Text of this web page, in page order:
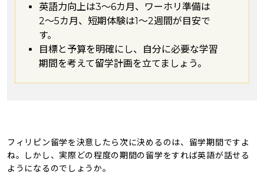
英語力向上は3〜6カ月、ワーホリ準備は
2〜5カ月、短期体験は1〜2週間が目安で
す。
目標と予算を明確にし、自分に必要な学習
期間を考えて留学計画を立てましょう。
フィリピン留学を決意したら次に決めるのは、留学期間ですよ
ね。しかし、実際どの程度の期間の留学をすれば英語が話せる
ようになるのでしょうか。